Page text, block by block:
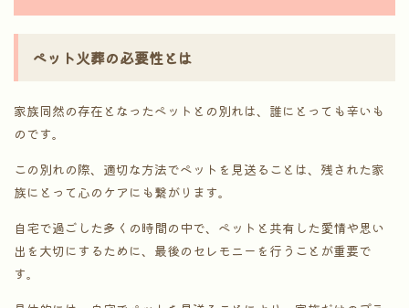
ペット火葬の必要性とは
家族同然の存在となったペットとの別れは、誰にとっても辛いも
のです。
この別れの際、適切な方法でペットを見送ることは、残された家
族にとって心のケアにも繋がります。
自宅で過ごした多くの時間の中で、ペットと共有した愛情や思い
出を大切にするために、最後のセレモニーを行うことが重要で
す。